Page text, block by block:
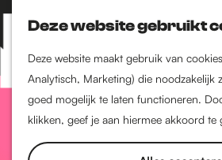
Deze website gebruikt
Deze website maakt gebruik van
Analytisch, Marketing) die noodzakelijk
goed mogelijk te laten functioneren.
klikken, geef je aan hiermee akkoord te
Z
o
e
k
e
K
a
a
r
t
M
e
n
Nijmegen-
Lindenholt
Historie